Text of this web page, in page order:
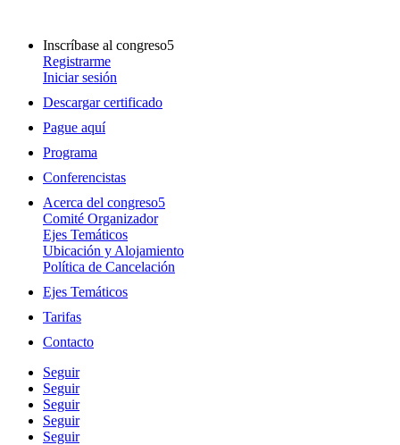
Inscríbase al congreso
Registrarme
Iniciar sesión
Descargar certificado
Pague aquí
Programa
Conferencistas
Acerca del congreso
Comité Organizador
Ejes Temáticos
Ubicación y Alojamiento
Política de Cancelación
Ejes Temáticos
Tarifas
Contacto
Seguir
Seguir
Seguir
Seguir
Seguir